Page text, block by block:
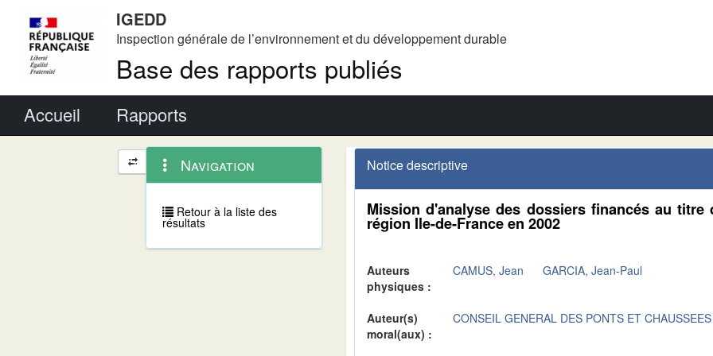
IGEDD
Inspection générale de l’environnement et du développement durable
Base des rapports publiés
Accueil Rapports
Navigation
et
outils
annexes
contextuel
Navigation
Retour à la liste des
résultats
Notice descriptive
Mission d'analyse des dossiers financés au titre
région Ile-de-France en 2002
Auteurs
physiques :
CAMUS, Jean GARCIA, Jean-Paul
Auteur(s)
moral(aux) :
CONSEIL GENERAL DES PONTS ET